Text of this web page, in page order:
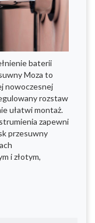
baterii
Moza to
nowoczesnej
rozstaw
ułatwi montaż.
zapewni
przesuwny
i złotym,